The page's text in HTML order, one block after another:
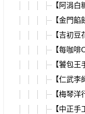
【阿涓
【金門
【吉初
【每咖
【饕包
【仁武
【梅琴
【中正